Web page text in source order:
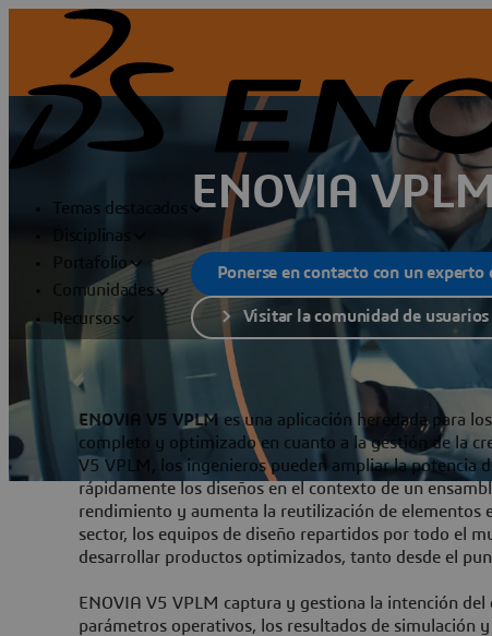
Temas destacados
Disciplinas
Portafolio
Comunidades
Recursos
ENOVIA
Ponerse en contacto con un experto
Visitar la comunidad de usuarios
ENOVIA V5 VPLM es una aplicación heredada para
completo y optimizado en cuanto a la gestión de la
V5 VPLM, los ingenieros pueden ampliar la potencia
rápidamente los diseños en el contexto de un
rendimiento y aumenta la reutilización de elementos
sector, los equipos de diseño repartidos por todo el
desarrollar productos optimizados, tanto desde el
ENOVIA V5 VPLM captura y gestiona la intención del
parámetros operativos, los resultados de simulación